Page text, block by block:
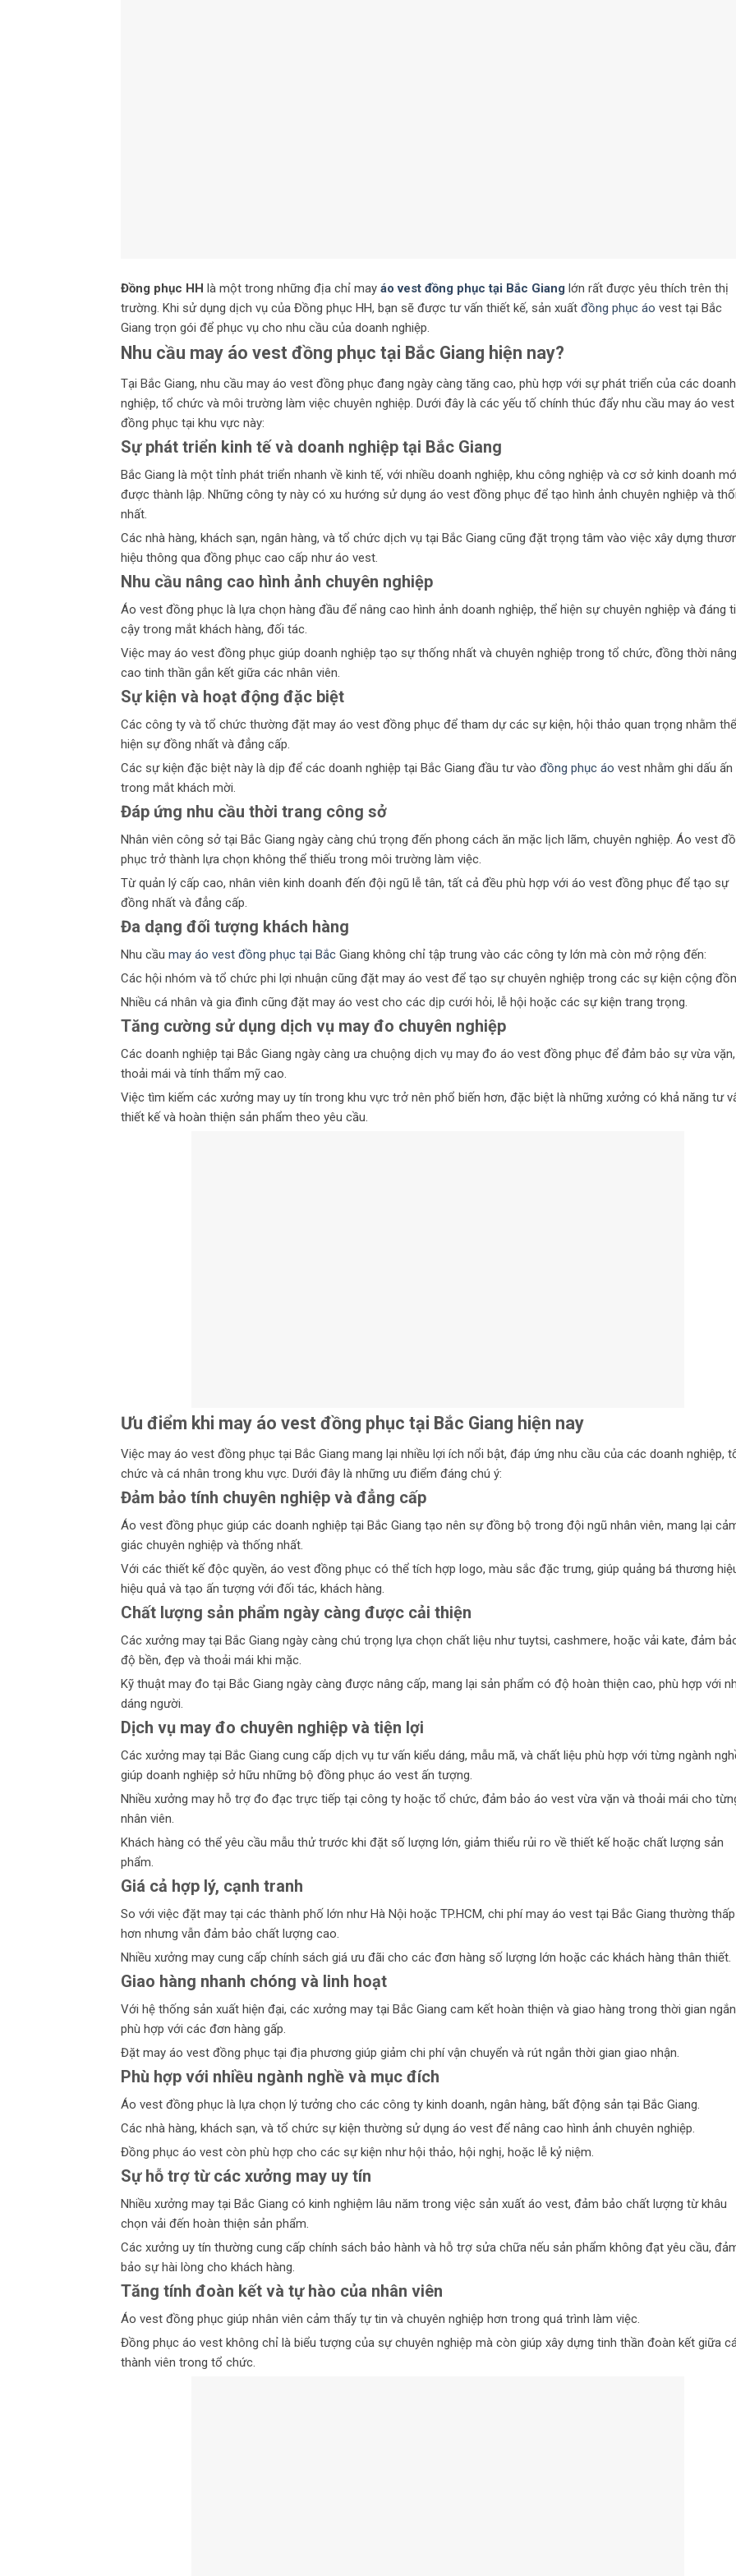
Đồng phục HH là một trong những địa chỉ may áo vest đồng phục tại Bắc Giang lớn rất được yêu thích trên thị
trường. Khi sử dụng dịch vụ của Đồng phục HH, bạn sẽ được tư vấn thiết kế, sản xuất đồng phục áo vest tại Bắc
Giang trọn gói để phục vụ cho nhu cầu của doanh nghiệp.
Nhu cầu may áo vest đồng phục tại Bắc Giang hiện nay?
Tại Bắc Giang, nhu cầu may áo vest đồng phục đang ngày càng tăng cao, phù hợp với sự phát triển của các doanh
nghiệp, tổ chức và môi trường làm việc chuyên nghiệp. Dưới đây là các yếu tố chính thúc đẩy nhu cầu may áo vest
đồng phục tại khu vực này:
Sự phát triển kinh tế và doanh nghiệp tại Bắc Giang
Bắc Giang là một tỉnh phát triển nhanh về kinh tế, với nhiều doanh nghiệp, khu công nghiệp và cơ sở kinh doanh
được thành lập. Những công ty này có xu hướng sử dụng áo vest đồng phục để tạo hình ảnh chuyên nghiệp và
nhất.
Các nhà hàng, khách sạn, ngân hàng, và tổ chức dịch vụ tại Bắc Giang cũng đặt trọng tâm vào việc xây dựng
hiệu thông qua đồng phục cao cấp như áo vest.
Nhu cầu nâng cao hình ảnh chuyên nghiệp
Áo vest đồng phục là lựa chọn hàng đầu để nâng cao hình ảnh doanh nghiệp, thể hiện sự chuyên nghiệp và đáng
cậy trong mắt khách hàng, đối tác.
Việc may áo vest đồng phục giúp doanh nghiệp tạo sự thống nhất và chuyên nghiệp trong tổ chức, đồng thời nâng
cao tinh thần gắn kết giữa các nhân viên.
Sự kiện và hoạt động đặc biệt
Các công ty và tổ chức thường đặt may áo vest đồng phục để tham dự các sự kiện, hội thảo quan trọng nhằm thể
hiện sự đồng nhất và đẳng cấp.
Các sự kiện đặc biệt này là dịp để các doanh nghiệp tại Bắc Giang đầu tư vào đồng phục áo vest nhằm ghi dấu ấn
trong mắt khách mời.
Đáp ứng nhu cầu thời trang công sở
Nhân viên công sở tại Bắc Giang ngày càng chú trọng đến phong cách ăn mặc lịch lãm, chuyên nghiệp. Áo vest
phục trở thành lựa chọn không thể thiếu trong môi trường làm việc.
Từ quản lý cấp cao, nhân viên kinh doanh đến đội ngũ lễ tân, tất cả đều phù hợp với áo vest đồng phục để tạo sự
đồng nhất và đẳng cấp.
Đa dạng đối tượng khách hàng
Nhu cầu may áo vest đồng phục tại Bắc Giang không chỉ tập trung vào các công ty lớn mà còn mở rộng đến:
Các hội nhóm và tổ chức phi lợi nhuận cũng đặt may áo vest để tạo sự chuyên nghiệp trong các sự kiện cộng
Nhiều cá nhân và gia đình cũng đặt may áo vest cho các dịp cưới hỏi, lễ hội hoặc các sự kiện trang trọng.
Tăng cường sử dụng dịch vụ may đo chuyên nghiệp
Các doanh nghiệp tại Bắc Giang ngày càng ưa chuộng dịch vụ may đo áo vest đồng phục để đảm bảo sự vừa vặn,
thoải mái và tính thẩm mỹ cao.
Việc tìm kiếm các xưởng may uy tín trong khu vực trở nên phổ biến hơn, đặc biệt là những xưởng có khả năng tư
thiết kế và hoàn thiện sản phẩm theo yêu cầu.
Ưu điểm khi may áo vest đồng phục tại Bắc Giang hiện nay
Việc may áo vest đồng phục tại Bắc Giang mang lại nhiều lợi ích nổi bật, đáp ứng nhu cầu của các doanh nghiệp,
chức và cá nhân trong khu vực. Dưới đây là những ưu điểm đáng chú ý:
Đảm bảo tính chuyên nghiệp và đẳng cấp
Áo vest đồng phục giúp các doanh nghiệp tại Bắc Giang tạo nên sự đồng bộ trong đội ngũ nhân viên, mang lại
giác chuyên nghiệp và thống nhất.
Với các thiết kế độc quyền, áo vest đồng phục có thể tích hợp logo, màu sắc đặc trưng, giúp quảng bá thương
hiệu quả và tạo ấn tượng với đối tác, khách hàng.
Chất lượng sản phẩm ngày càng được cải thiện
Các xưởng may tại Bắc Giang ngày càng chú trọng lựa chọn chất liệu như tuytsi, cashmere, hoặc vải kate, đảm
độ bền, đẹp và thoải mái khi mặc.
Kỹ thuật may đo tại Bắc Giang ngày càng được nâng cấp, mang lại sản phẩm có độ hoàn thiện cao, phù hợp với
dáng người.
Dịch vụ may đo chuyên nghiệp và tiện lợi
Các xưởng may tại Bắc Giang cung cấp dịch vụ tư vấn kiểu dáng, mẫu mã, và chất liệu phù hợp với từng ngành
giúp doanh nghiệp sở hữu những bộ đồng phục áo vest ấn tượng.
Nhiều xưởng may hỗ trợ đo đạc trực tiếp tại công ty hoặc tổ chức, đảm bảo áo vest vừa vặn và thoải mái cho
nhân viên.
Khách hàng có thể yêu cầu mẫu thử trước khi đặt số lượng lớn, giảm thiểu rủi ro về thiết kế hoặc chất lượng sản
phẩm.
Giá cả hợp lý, cạnh tranh
So với việc đặt may tại các thành phố lớn như Hà Nội hoặc TP.HCM, chi phí may áo vest tại Bắc Giang thường thấp
hơn nhưng vẫn đảm bảo chất lượng cao.
Nhiều xưởng may cung cấp chính sách giá ưu đãi cho các đơn hàng số lượng lớn hoặc các khách hàng thân thiết.
Giao hàng nhanh chóng và linh hoạt
Với hệ thống sản xuất hiện đại, các xưởng may tại Bắc Giang cam kết hoàn thiện và giao hàng trong thời gian
phù hợp với các đơn hàng gấp.
Đặt may áo vest đồng phục tại địa phương giúp giảm chi phí vận chuyển và rút ngắn thời gian giao nhận.
Phù hợp với nhiều ngành nghề và mục đích
Áo vest đồng phục là lựa chọn lý tưởng cho các công ty kinh doanh, ngân hàng, bất động sản tại Bắc Giang.
Các nhà hàng, khách sạn, và tổ chức sự kiện thường sử dụng áo vest để nâng cao hình ảnh chuyên nghiệp.
Đồng phục áo vest còn phù hợp cho các sự kiện như hội thảo, hội nghị, hoặc lễ kỷ niệm.
Sự hỗ trợ từ các xưởng may uy tín
Nhiều xưởng may tại Bắc Giang có kinh nghiệm lâu năm trong việc sản xuất áo vest, đảm bảo chất lượng từ khâu
chọn vải đến hoàn thiện sản phẩm.
Các xưởng uy tín thường cung cấp chính sách bảo hành và hỗ trợ sửa chữa nếu sản phẩm không đạt yêu cầu,
bảo sự hài lòng cho khách hàng.
Tăng tính đoàn kết và tự hào của nhân viên
Áo vest đồng phục giúp nhân viên cảm thấy tự tin và chuyên nghiệp hơn trong quá trình làm việc.
Đồng phục áo vest không chỉ là biểu tượng của sự chuyên nghiệp mà còn giúp xây dựng tinh thần đoàn kết giữa
thành viên trong tổ chức.